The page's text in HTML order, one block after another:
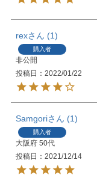
rex 1
購入者
非公開
投稿日
2022/01/22
Samgori 1
購入者
大阪府 50代
投稿日
2021/12/14